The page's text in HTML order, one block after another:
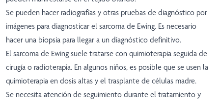
Se pueden hacer radiografías y otras pruebas de diagnóstico por
imágenes para diagnosticar el sarcoma de Ewing. Es necesario
hacer una biopsia para llegar a un diagnóstico definitivo.
El sarcoma de Ewing suele tratarse con quimioterapia seguida de
cirugía o radioterapia. En algunos niños, es posible que se usen la
quimioterapia en dosis altas y el trasplante de células madre.
Se necesita atención de seguimiento durante el tratamiento y